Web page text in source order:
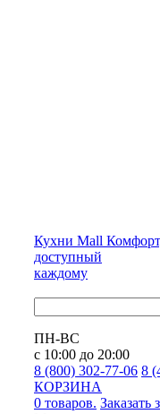
Кухни Mall
доступный
каждому
ПН-ВС
с 10:00 до 20:00
8 (800) 302-77-06 8
КОРЗИНА
0 товаров. Заказать